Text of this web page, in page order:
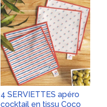
4 SERVIETTES apéro
cocktail en tissu Coco